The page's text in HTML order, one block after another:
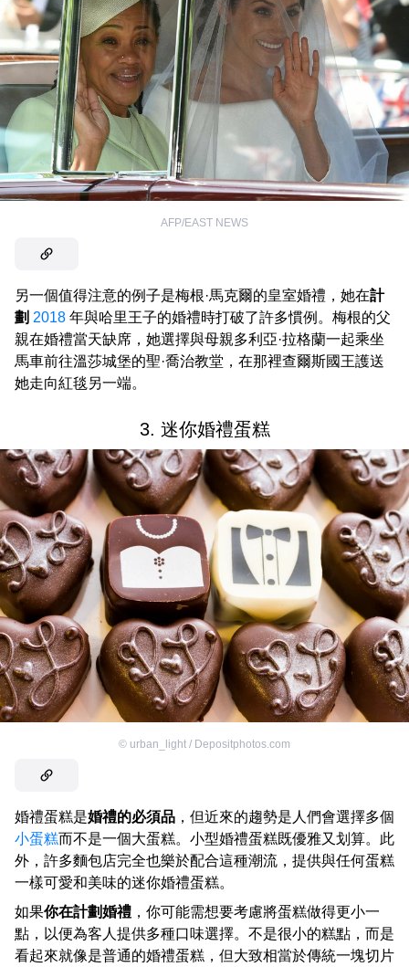
AFP/EAST NEWS
另一個值得注意的例子是梅根·馬克爾的皇室婚禮，她在計
劃 2018 年與哈里王子的婚禮時打破了許多慣例。梅根的父
親在婚禮當天缺席，她選擇與母親多利亞·拉格蘭一起乘坐
馬車前往溫莎城堡的聖·喬治教堂，在那裡查爾斯國王護送
她走向紅毯另一端。
3. 迷你婚禮蛋糕
© urban_light / Depositphotos.com
婚禮蛋糕是婚禮的必須品 ，但近來的趨勢是人們會選擇多個
小蛋糕而不是一個大蛋糕。小型婚禮蛋糕既優雅又划算。此
外，許多麵包店完全也樂於配合這種潮流，提供與任何蛋糕
一樣可愛和美味的迷你婚禮蛋糕。
如果你在計劃婚禮 ，你可能需想要考慮將蛋糕做得更小一
點，以便為客人提供多種口味選擇。不是很小的糕點，而是
看起來就像是普通的婚禮蛋糕，但大致相當於傳統一塊切片